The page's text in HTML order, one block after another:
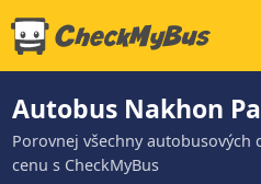
Autobus Nakhon
Porovnej všechny
cenu s CheckMyBus